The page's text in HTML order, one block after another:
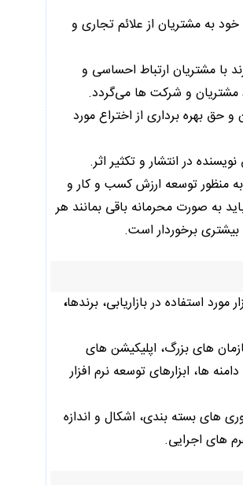
به مشتریان از علائم تجاری و
با مشتریان ارتباط احساسی و
مشتریان و شرکت ها می‌گردد.
بهره برداری از اختراع مورد
در انتشار و تکثیر اثر.
منظور توسعه ارزش کسب و کار و
به صورت محرمانه باقی بمانند هر
برخوردار است.
استفاده در بازاریابی، برندها،
های بزرگ، اپلیکیشن های
ها، ابزارهای توسعه نرم افزار
های بسته بندی، اشکال و اندازه
های اجرایی.